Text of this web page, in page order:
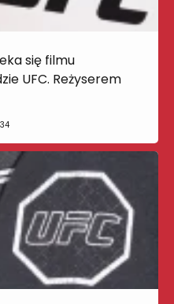
się filmu
UFC. Reżyserem